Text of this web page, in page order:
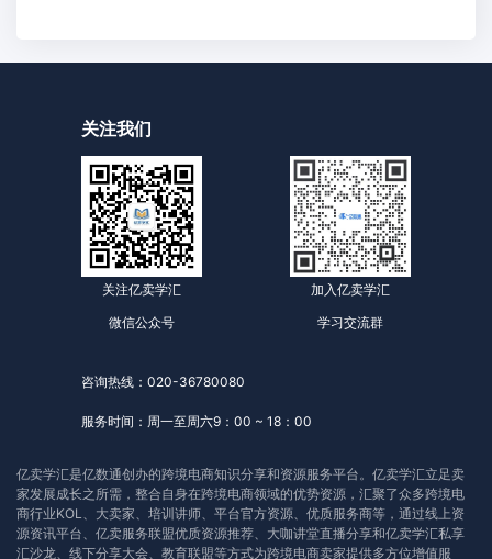
关注我们
关注亿卖学汇
微信公众号
加入亿卖学汇
学习交流群
咨询热线：020-36780080
服务时间：周一至周六9：00 ~ 18：00
亿卖学汇是亿数通创办的跨境电商知识分享和资源服务平台。亿卖学汇立足卖
家发展成长之所需，整合自身在跨境电商领域的优势资源，汇聚了众多跨境电
商行业KOL、大卖家、培训讲师、平台官方资源、优质服务商等，通过线上资
源资讯平台、亿卖服务联盟优质资源推荐、大咖讲堂直播分享和亿卖学汇私享
汇沙龙、线下分享大会、教育联盟等方式为跨境电商卖家提供多方位增值服